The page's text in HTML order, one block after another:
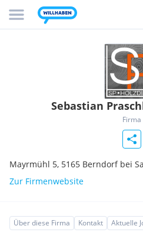
Sebastian
Firma
Mayrmühl 5, 5165 Berndorf bei
Zur Firmenwebsite
Über diese Firma Kontakt Aktuelle